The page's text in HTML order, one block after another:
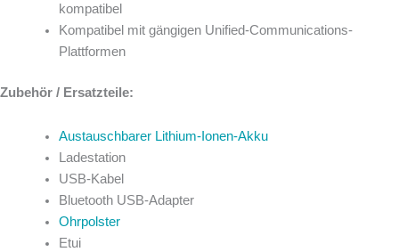
kompatibel
Kompatibel mit gängigen Unified-Communications-
Plattformen
Zubehör / Ersatzteile:
Austauschbarer Lithium-Ionen-Akku
Ladestation
USB-Kabel
Bluetooth USB-Adapter
Ohrpolster
Etui